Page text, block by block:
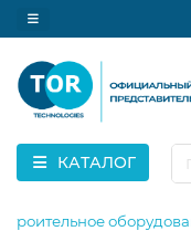
КАТАЛОГ
Строительное